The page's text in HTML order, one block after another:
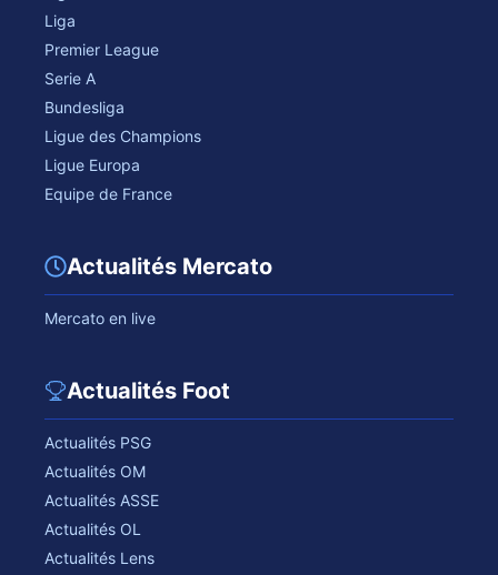
Liga
Premier League
Serie A
Bundesliga
Ligue des Champions
Ligue Europa
Equipe de France
Actualités Mercato
Mercato en live
Actualités Foot
Actualités PSG
Actualités OM
Actualités ASSE
Actualités OL
Actualités Lens